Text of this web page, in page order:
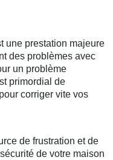
une prestation majeure
des problèmes avec
un problème
primordial de
corriger vite vos
de frustration et de
de votre maison